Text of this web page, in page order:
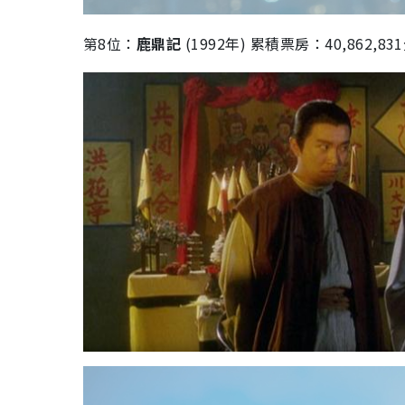
第8位： 鹿鼎記 (1992年) 累積票房：40,862,831